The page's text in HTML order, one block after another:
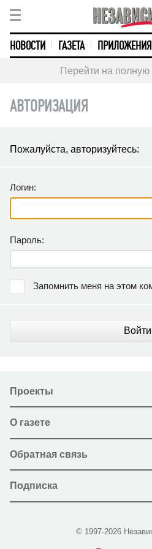
НОВОСТИ ГАЗЕТА ПРИЛОЖЕНИЯ
Перейти на полную
АВТОРИЗАЦИЯ
Пожалуйста, авторизуйтесь:
Логин:
Пароль:
Запомнить меня на этом
Войти
Проекты
О газете
Обратная связь
Подписка
© 1997-2026